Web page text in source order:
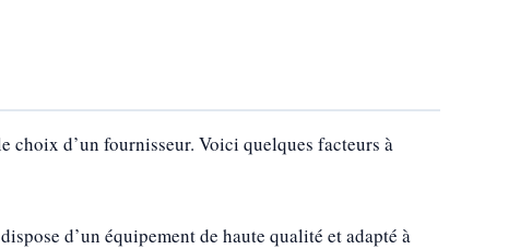
d’un fournisseur. Voici quelques facteurs à
d’un équipement de haute qualité et adapté à